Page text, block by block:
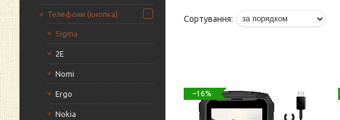
Телефони (кнопка)
Sigma
2Е
Nomi
Ergo
Nokia
–16%